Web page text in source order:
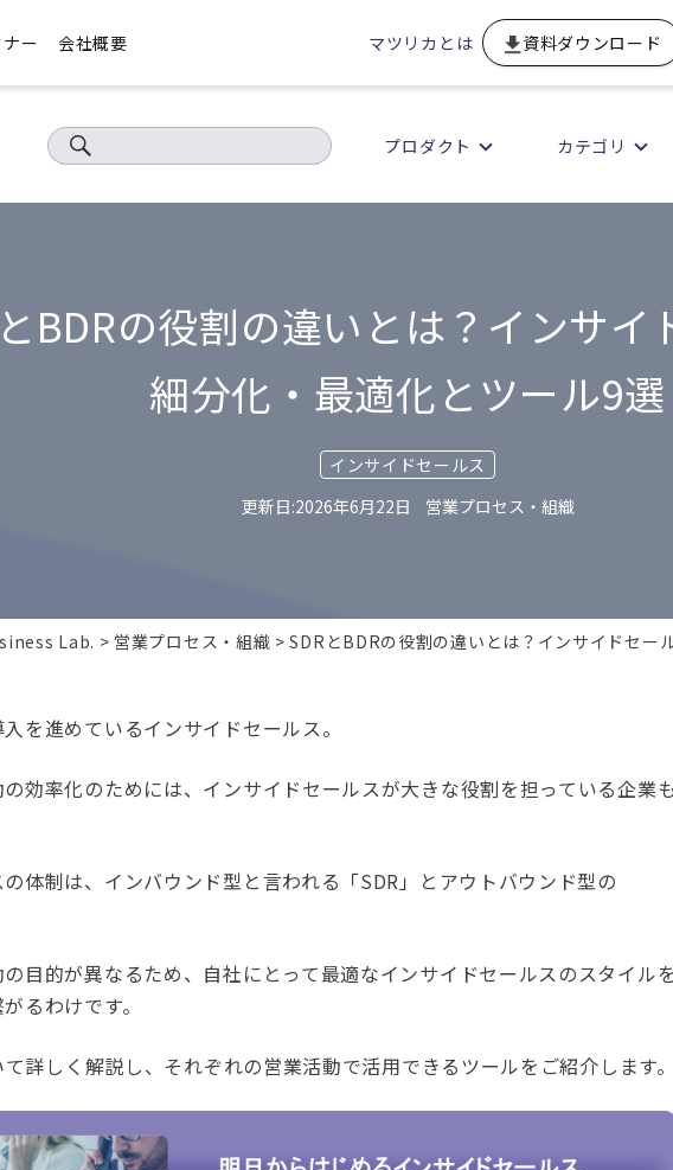
ー 会社概要 マツリカとは 資料ダウンロード
プロダクト カテゴリ
BDRの役割の違いとは？インサイ
細分化・最適化とツール9選
インサイドセールス
2026年6月22日
営業プロセス・組織
Lab. 営業プロセス・組織 SDRとBDRの役割の違いとは？インサイドセー
を進めているインサイドセールス。
効率化のためには、インサイドセールスが大きな役割を担っている企業
体制は、インバウンド型と言われる「SDR」とアウトバウンド型の
目的が異なるため、自社にとって最適なインサイドセールスのスタイル
るわけです。
詳しく解説し、それぞれの営業活動で活用できるツールをご紹介します